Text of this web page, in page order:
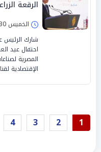
الرقعة
الخميس 30/أبريل/2026 - 06:53 م
شارك الرئيس
احتفال عيد
المصرية
الإقتصادية
1
2
3
4